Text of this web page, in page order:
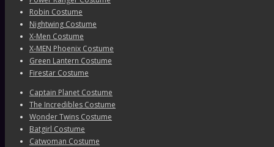
Robin Costume
Nightwing Costume
X-Men Costume
X-MEN Phoenix Costume
Green Lantern Costume
Firestar Costume
Captain Planet Costume
The Incredibles Costume
Wonder Twins Costume
Batgirl Costume
Catwoman Costume